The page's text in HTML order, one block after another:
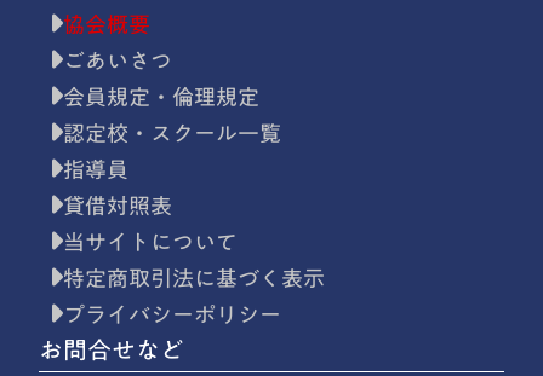
協会概要
ごあいさつ
会員規定・倫理規定
認定校・スクール一覧
指導員
貸借対照表
当サイトについて
特定商取引法に基づく表示
プライバシーポリシー
お問合せなど